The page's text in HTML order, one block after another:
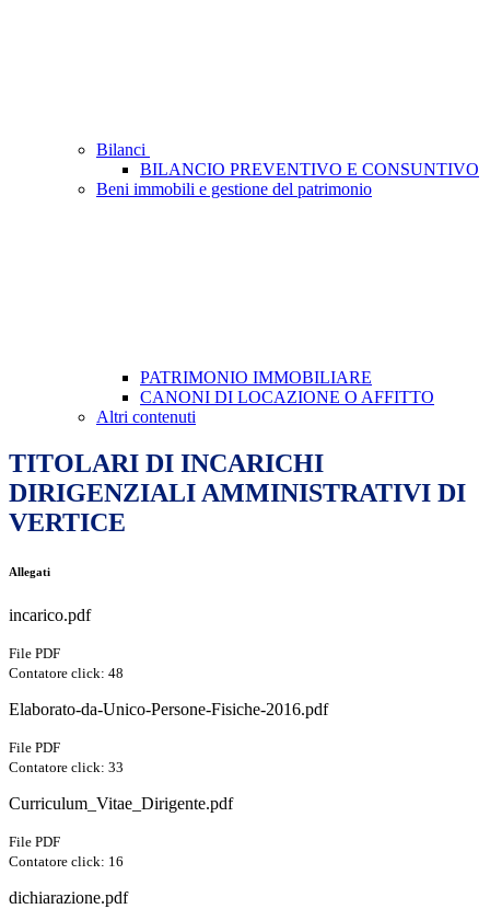
Bilanci
BILANCIO PREVENTIVO E CONSUNTIVO
Beni immobili e gestione del patrimonio
PATRIMONIO IMMOBILIARE
CANONI DI LOCAZIONE O AFFITTO
Altri contenuti
TITOLARI DI INCARICHI
DIRIGENZIALI AMMINISTRATIVI DI
VERTICE
Allegati
incarico.pdf
File PDF
Contatore click: 48
Elaborato-da-Unico-Persone-Fisiche-2016.pdf
File PDF
Contatore click: 33
Curriculum_Vitae_Dirigente.pdf
File PDF
Contatore click: 16
dichiarazione.pdf